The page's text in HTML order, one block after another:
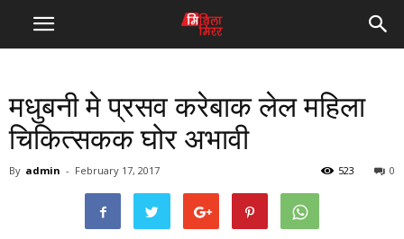
मधुबनी मे प्रसव करेबाक लेल महिला
चिकित्सकक घोर अभावी
By admin - February 17, 2017 0
523